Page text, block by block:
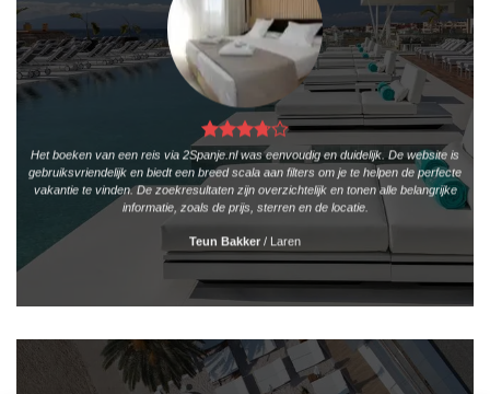
Het boeken van een reis via 2Spanje.nl was eenvoudig en duidelijk. De website is
gebruiksvriendelijk en biedt een breed scala aan filters om je te helpen de perfecte
vakantie te vinden. De zoekresultaten zijn overzichtelijk en tonen alle belangrijke
informatie, zoals de prijs, sterren en de locatie.
Teun Bakker / Laren